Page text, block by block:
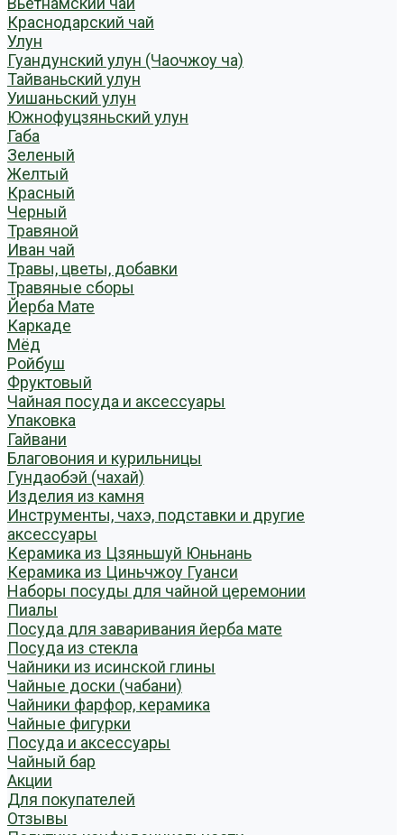
Краснодарский чай
Улун
Гуандунский улун (Чаочжоу ча)
Тайваньский улун
Уишаньский улун
Южнофуцзяньский улун
Габа
Зеленый
Желтый
Красный
Черный
Травяной
Иван чай
Травы, цветы, добавки
Травяные сборы
Йерба Мате
Каркаде
Мёд
Ройбуш
Фруктовый
Чайная посуда и аксессуары
Упаковка
Гайвани
Благовония и курильницы
Гундаобэй (чахай)
Изделия из камня
Инструменты, чахэ, подставки и другие
аксессуары
Керамика из Цзяньшуй Юньнань
Керамика из Циньчжоу Гуанси
Наборы посуды для чайной церемонии
Пиалы
Посуда для заваривания йерба мате
Посуда из стекла
Чайники из исинской глины
Чайные доски (чабани)
Чайники фарфор, керамика
Чайные фигурки
Посуда и аксессуары
Чайный бар
Акции
Для покупателей
Отзывы